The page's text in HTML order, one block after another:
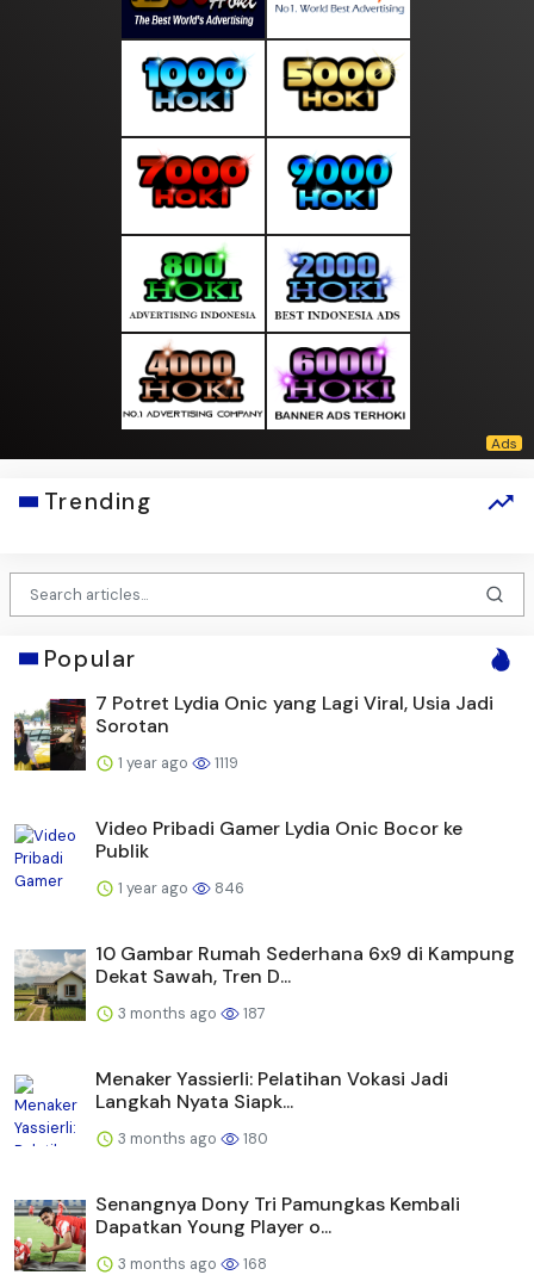
Trending
Popular
7 Potret Lydia Onic yang Lagi Viral, Usia Jadi
Sorotan
1 year ago 1119
Video Pribadi Gamer Lydia Onic Bocor ke
Publik
1 year ago 846
10 Gambar Rumah Sederhana 6x9 di Kampung
Dekat Sawah, Tren D...
3 months ago 187
Menaker Yassierli: Pelatihan Vokasi Jadi
Langkah Nyata Siapk...
3 months ago 180
Senangnya Dony Tri Pamungkas Kembali
Dapatkan Young Player o...
3 months ago 168